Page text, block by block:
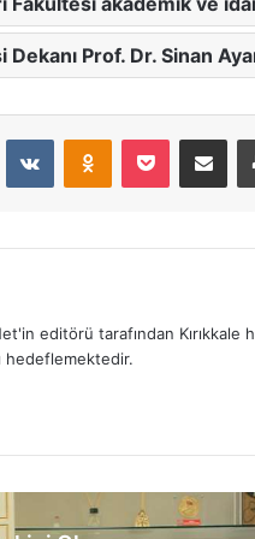
Prof. Dr. Sinan
editörü tarafından Kırıkkale
hedeflemektedir.